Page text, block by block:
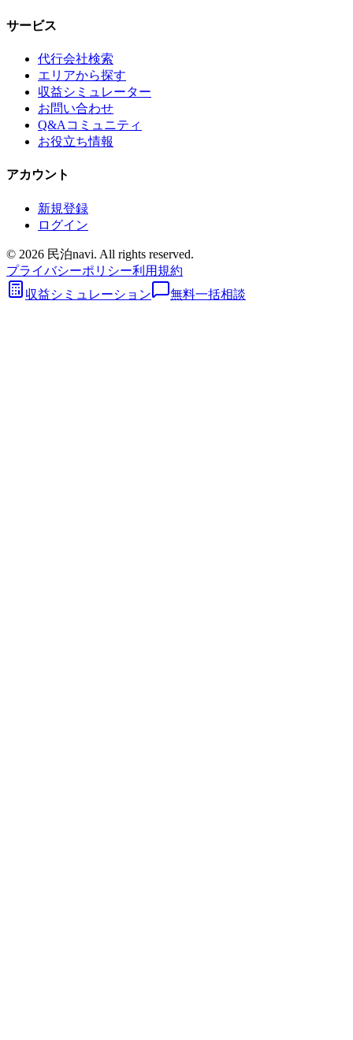
サービス
代行会社検索
エリアから探す
収益シミュレーター
お問い合わせ
Q&Aコミュニティ
お役立ち情報
アカウント
新規登録
ログイン
© 2026 民泊navi. All rights reserved.
プライバシーポリシー利用規約
収益シミュレーション
無料一括相談